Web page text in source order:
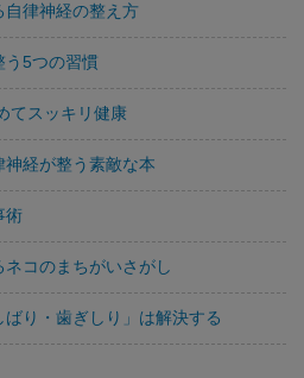
自律神経の整え方
う5つの習慣
てスッキリ健康
経が整う素敵な本
術
コのまちがいさがし
り・歯ぎしり」は解決する